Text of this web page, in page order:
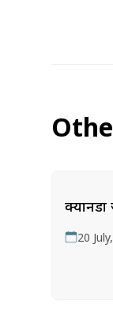
क्यानडा
20